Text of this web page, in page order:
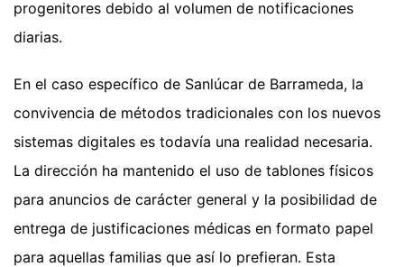
progenitores debido al volumen de notificaciones
diarias.
En el caso específico de Sanlúcar de Barrameda, la
convivencia de métodos tradicionales con los nuevos
sistemas digitales es todavía una realidad necesaria.
La dirección ha mantenido el uso de tablones físicos
para anuncios de carácter general y la posibilidad de
entrega de justificaciones médicas en formato papel
para aquellas familias que así lo prefieran. Esta